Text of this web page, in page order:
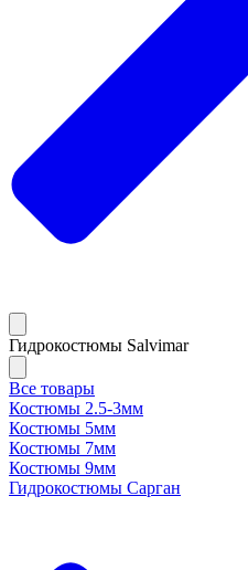
Гидрокостюмы Salvimar
Все товары
Костюмы 2.5-3мм
Костюмы 5мм
Костюмы 7мм
Костюмы 9мм
Гидрокостюмы Сарган